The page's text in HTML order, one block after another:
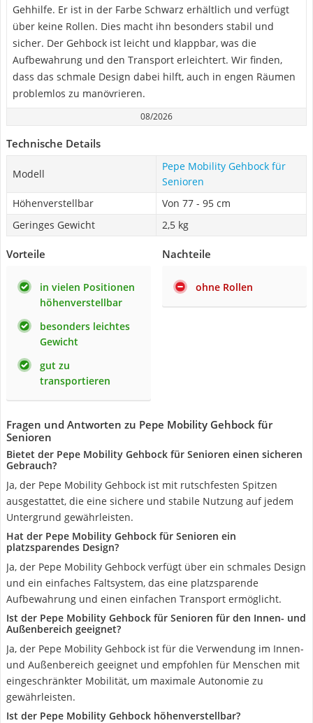
Gehhilfe. Er ist in der Farbe Schwarz erhältlich und verfügt
über keine Rollen. Dies macht ihn besonders stabil und
sicher. Der Gehbock ist leicht und klappbar, was die
Aufbewahrung und den Transport erleichtert. Wir finden,
dass das schmale Design dabei hilft, auch in engen Räumen
problemlos zu manövrieren.
08/2026
Technische Details
Modell
Pepe Mobility Gehbock für
Senioren
Höhenverstellbar
Von 77 - 95 cm
Geringes Gewicht
2,5 kg
Vorteile
in vielen Positionen
höhenverstellbar
besonders leichtes
Gewicht
gut zu
transportieren
Nachteile
ohne Rollen
Fragen und Antworten zu Pepe Mobility Gehbock für
Senioren
Bietet der Pepe Mobility Gehbock für Senioren einen sicheren
Gebrauch?
Ja, der Pepe Mobility Gehbock ist mit rutschfesten Spitzen
ausgestattet, die eine sichere und stabile Nutzung auf jedem
Untergrund gewährleisten.
Hat der Pepe Mobility Gehbock für Senioren ein
platzsparendes Design?
Ja, der Pepe Mobility Gehbock verfügt über ein schmales Design
und ein einfaches Faltsystem, das eine platzsparende
Aufbewahrung und einen einfachen Transport ermöglicht.
Ist der Pepe Mobility Gehbock für Senioren für den Innen- und
Außenbereich geeignet?
Ja, der Pepe Mobility Gehbock ist für die Verwendung im Innen-
und Außenbereich geeignet und empfohlen für Menschen mit
eingeschränkter Mobilität, um maximale Autonomie zu
gewährleisten.
Ist der Pepe Mobility Gehbock höhenverstellbar?